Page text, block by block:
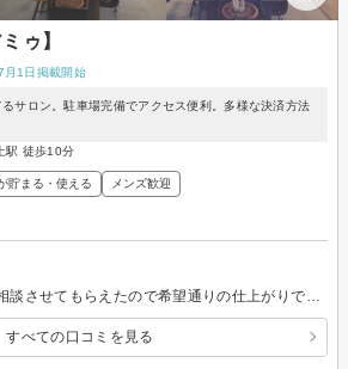
ゥ】
月1日掲載開始
サロン。駐車場完備でアクセス便利。多様な決済方法
駅 徒歩10分
貯まる・使える メンズ歓迎
すべての口コミを見る